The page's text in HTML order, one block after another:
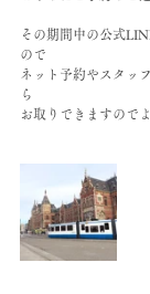
その期間中の公式
ので
ネット予約やスタッ
ら
お取りできますので